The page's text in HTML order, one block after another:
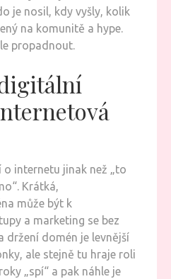
je nosil, kdy vyšly, kolik
na komunitě a hype.
propadnout.
internetu jinak než „to
Krátká,
může být k
a marketing se bez
držení domén je levnější
ale stejně tu hraje roli
„spí“ a pak náhle je